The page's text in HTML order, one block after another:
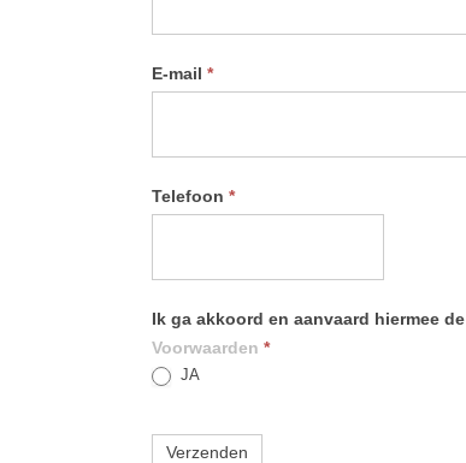
E-mail *
Telefoon *
Ik ga akkoord en aanvaard hiermee de
Voorwaarden *
JA
Verzenden